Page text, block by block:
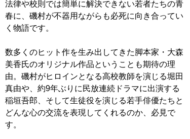
法律や校則では簡単に解決できない若者たちの青
春に、磯村が不器用ながらも必死に向き合ってい
く物語です。
数多くのヒット作を生み出してきた脚本家・大森
美香氏のオリジナル作品ということも期待の理
由。磯村がヒロインとなる高校教師を演じる堀田
真由や、約9年ぶりに民放連続ドラマに出演する
稲垣吾郎、そして生徒役を演じる若手俳優たちと
どんな心の交流を表現してくれるのか、必見で
す。